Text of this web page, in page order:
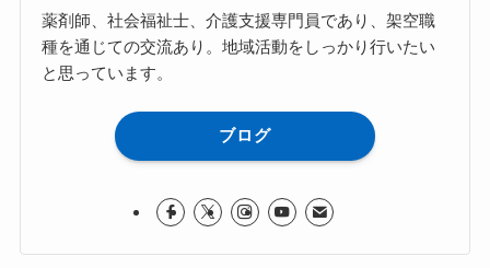
薬剤師、社会福祉士、介護支援専門員であり、架空職
種を通じての交流あり。地域活動をしっかり行いたい
と思っています。
ブログ